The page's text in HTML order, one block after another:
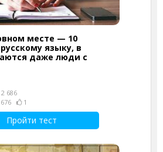
месте — 10
языку, в
даже люди с
686
1
Пройти тест